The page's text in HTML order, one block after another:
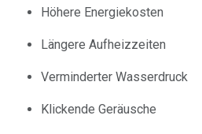
Höhere Energiekosten
Längere Aufheizzeiten
Verminderter Wasserdruck
Klickende Geräusche